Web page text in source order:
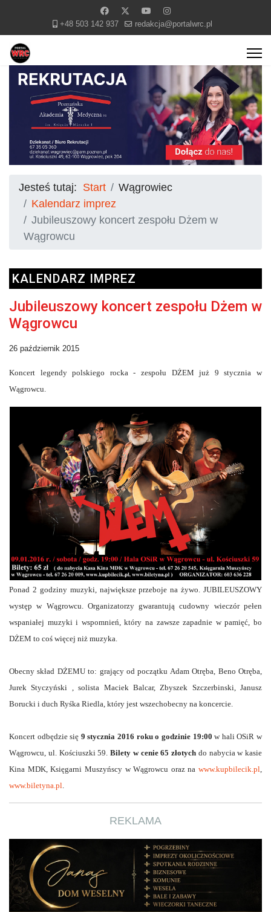
+48 503 142 937 redakcja@portalwrc.pl
Jesteś tutaj: Start
Wągrowiec
Kalendarz imprez
Jubileuszowy koncert zespołu Dżem w
Wągrowcu
KALENDARZ IMPREZ
Jubileuszowy koncert zespołu Dżem w
Wągrowcu
26 październik 2015
Koncert legendy polskiego rocka - zespołu DŻEM już 9 stycznia w
Wągrowcu.
Ponad 2 godziny muzyki, największe przeboje na żywo. JUBILEUSZOWY
występ w Wągrowcu. Organizatorzy gwarantują cudowny wieczór pełen
wspaniałej muzyki i wspomnień, który na zawsze zapadnie w pamięć, bo
DŻEM to coś więcej niż muzyka.
Obecny skład DŻEMU to: grający od początku Adam Otręba, Beno Otręba,
Jurek Styczyński , solista Maciek Balcar, Zbyszek Szczerbinski, Janusz
Borucki i duch Ryśka Riedla, który jest wszechobecny na koncercie.
Koncert odbędzie się 9 stycznia 2016 roku o godzinie 19:00 w hali OSiR w
Wągrowcu, ul. Kościuszki 59. Bilety w cenie 65 złotych do nabycia w kasie
Kina MDK, Księgarni Muszyńscy w Wągrowcu oraz na www.kupbilecik.pl
www.biletyna.pl
REKLAMA